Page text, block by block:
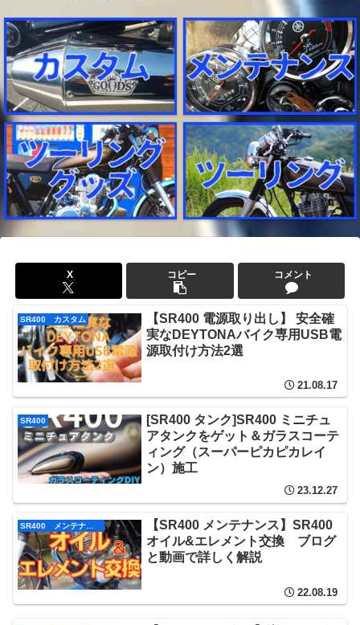
X コピー コメント
SR400 カスタム
【SR400 電源取り出し】 安全確
実なDEYTONAバイク専用USB電
源取付け方法2選
21.08.17
SR400
[SR400 タンク]SR400 ミニチュ
アタンクをゲット＆ガラスコーテ
ィング（スーパーピカピカレイ
ン）施工
23.12.27
SR400 メンテナンス
【SR400 メンテナンス】SR400
オイル&エレメント交換 ブログ
と動画で詳しく解説
22.08.19